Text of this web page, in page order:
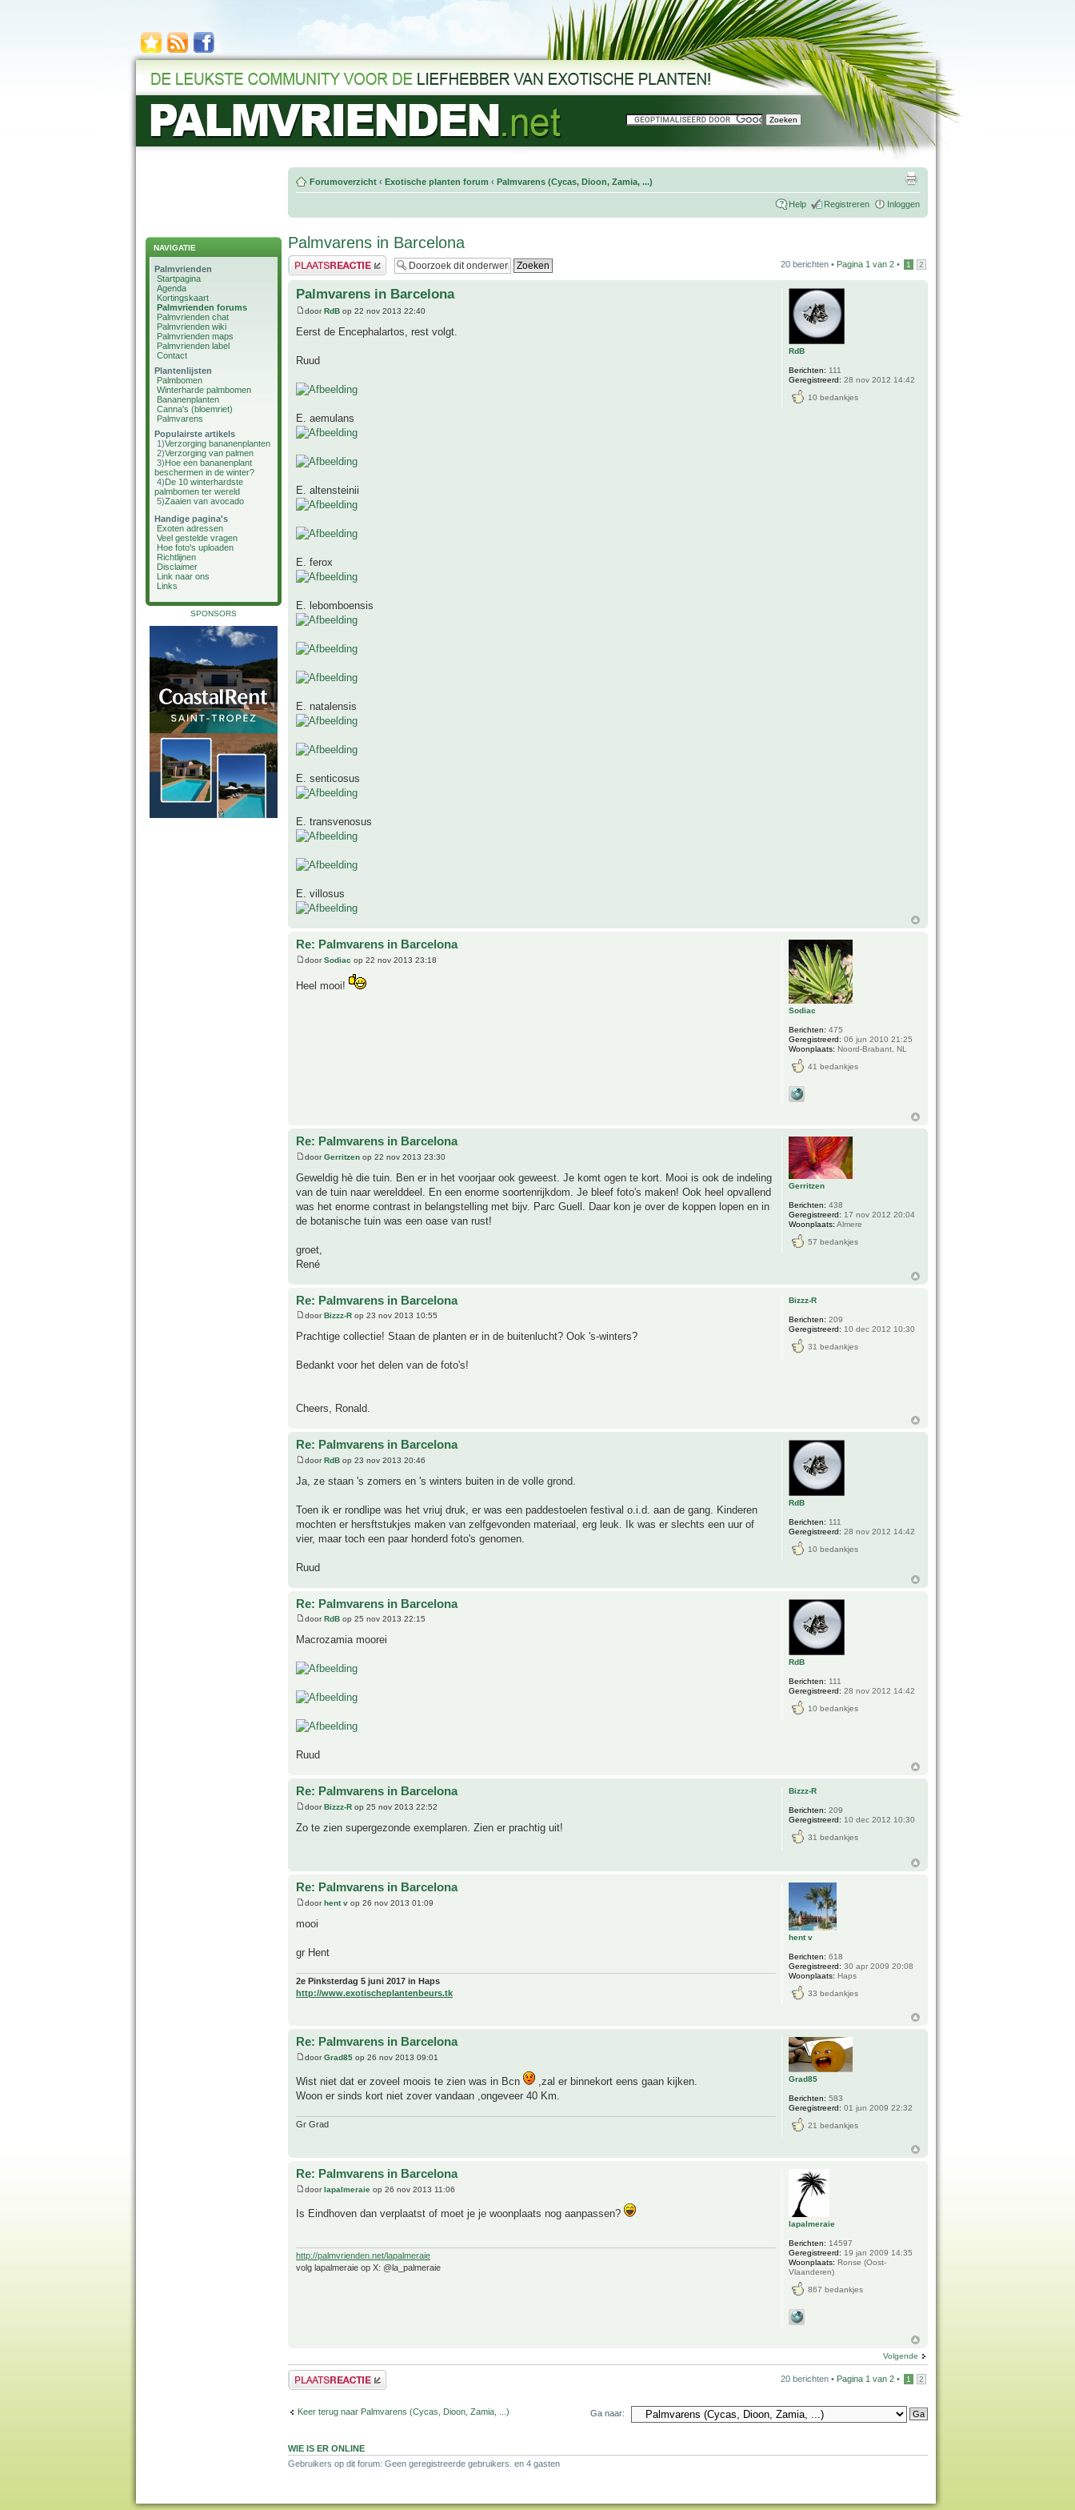
NAVIGATIE
Palmvrienden
Startpagina
Agenda
Kortingskaart
Palmvrienden forums
Palmvrienden chat
Palmvrienden wiki
Palmvrienden maps
Palmvrienden label
Contact
Plantenlijsten
Palmbomen
Winterharde palmbomen
Bananenplanten
Canna's (bloemriet)
Palmvarens
Populairste artikels
1)Verzorging bananenplanten
2)Verzorging van palmen
3)Hoe een bananenplant
beschermen in de winter?
4)De 10 winterhardste
palmbomen ter wereld
5)Zaaien van avocado
Handige pagina's
Exoten adressen
Veel gestelde vragen
Hoe foto's uploaden
Richtlijnen
Disclaimer
Link naar ons
Links
SPONSORS
Forumoverzicht ‹ Exotische planten forum ‹ Palmvarens (Cycas, Dioon, Zamia, ...)
Help Registreren Inloggen
Palmvarens in Barcelona
Plaats een reactie 20 berichten • Pagina 1 van 2 • 1 2
Palmvarens in Barcelona
doorRdB op 22 nov 2013 22:40
Eerst de Encephalartos, rest volgt.
Ruud
E. aemulans
E. altensteinii
E. ferox
E. lebomboensis
E. natalensis
E. senticosus
E. transvenosus
E. villosus
RdB
Berichten: 111
Geregistreerd: 28 nov 2012 14:42
10 bedankjes
Re: Palmvarens in Barcelona
doorSodiac op 22 nov 2013 23:18
Heel mooi!
Sodiac
Berichten: 475
Geregistreerd: 06 jun 2010 21:25
Woonplaats: Noord-Brabant, NL
41 bedankjes
Re: Palmvarens in Barcelona
doorGerritzen op 22 nov 2013 23:30
Geweldig hè die tuin. Ben er in het voorjaar ook geweest. Je komt ogen te kort. Mooi is ook de indeling
van de tuin naar werelddeel. En een enorme soortenrijkdom. Je bleef foto's maken! Ook heel opvallend
was het enorme contrast in belangstelling met bijv. Parc Guell. Daar kon je over de koppen lopen en in
de botanische tuin was een oase van rust!
groet,
René
Gerritzen
Berichten: 438
Geregistreerd: 17 nov 2012 20:04
Woonplaats: Almere
57 bedankjes
Re: Palmvarens in Barcelona
doorBizzz-R op 23 nov 2013 10:55
Prachtige collectie! Staan de planten er in de buitenlucht? Ook 's-winters?
Bedankt voor het delen van de foto's!
Cheers, Ronald.
Bizzz-R
Berichten: 209
Geregistreerd: 10 dec 2012 10:30
31 bedankjes
Re: Palmvarens in Barcelona
doorRdB op 23 nov 2013 20:46
Ja, ze staan 's zomers en 's winters buiten in de volle grond.
Toen ik er rondlipe was het vriuj druk, er was een paddestoelen festival o.i.d. aan de gang. Kinderen
mochten er hersftstukjes maken van zelfgevonden materiaal, erg leuk. Ik was er slechts een uur of
vier, maar toch een paar honderd foto's genomen.
Ruud
RdB
Berichten: 111
Geregistreerd: 28 nov 2012 14:42
10 bedankjes
Re: Palmvarens in Barcelona
doorRdB op 25 nov 2013 22:15
Macrozamia moorei
Ruud
RdB
Berichten: 111
Geregistreerd: 28 nov 2012 14:42
10 bedankjes
Re: Palmvarens in Barcelona
doorBizzz-R op 25 nov 2013 22:52
Zo te zien supergezonde exemplaren. Zien er prachtig uit!
Bizzz-R
Berichten: 209
Geregistreerd: 10 dec 2012 10:30
31 bedankjes
Re: Palmvarens in Barcelona
doorhent v op 26 nov 2013 01:09
mooi
gr Hent
2e Pinksterdag 5 juni 2017 in Haps
http://www.exotischeplantenbeurs.tk
hent v
Berichten: 618
Geregistreerd: 30 apr 2009 20:08
Woonplaats: Haps
33 bedankjes
Re: Palmvarens in Barcelona
doorGrad85 op 26 nov 2013 09:01
Wist niet dat er zoveel moois te zien was in Bcn
,zal er binnekort eens gaan kijken.
Woon er sinds kort niet zover vandaan ,ongeveer 40 Km.
Gr Grad
Grad85
Berichten: 583
Geregistreerd: 01 jun 2009 22:32
21 bedankjes
Re: Palmvarens in Barcelona
doorlapalmeraie op 26 nov 2013 11:06
Is Eindhoven dan verplaatst of moet je je woonplaats nog aanpassen?
http://palmvrienden.net/lapalmeraie
volg lapalmeraie op X: @la_palmeraie
lapalmeraie
Berichten: 14597
Geregistreerd: 19 jan 2009 14:35
Woonplaats: Ronse (Oost-
Vlaanderen)
867 bedankjes
Volgende
Plaats een reactie 20 berichten • Pagina 1 van 2 • 1 2
Keer terug naar Palmvarens (Cycas, Dioon, Zamia, ...) Ga naar:
WIE IS ER ONLINE
Gebruikers op dit forum: Geen geregistreerde gebruikers. en 4 gasten